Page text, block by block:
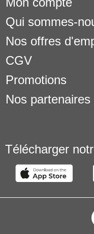
Qui sommes-
Nos offres
CGV
Promotions
Nos partenaires
Télécharger